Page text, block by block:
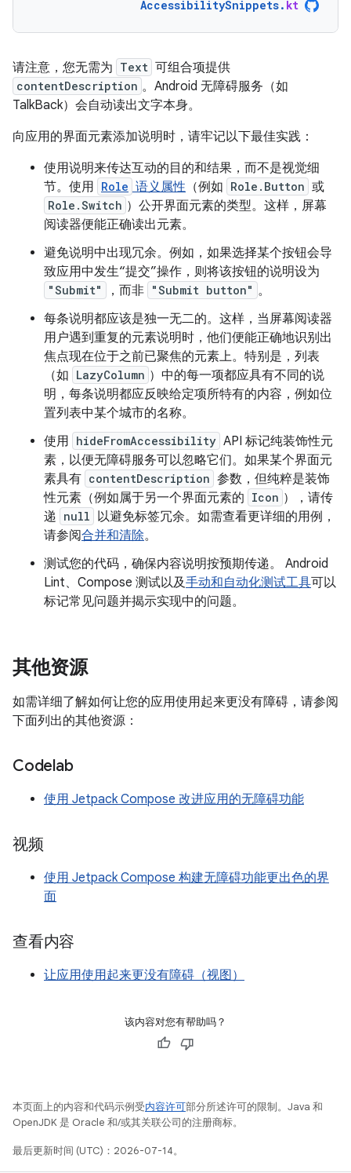
AccessibilitySnippets. kt
请注意，您无需为 Text 可组合项提供
contentDescription 。Android 无障碍服务（如
TalkBack）会自动读出文字本身。
向应用的界面元素添加说明时，请牢记以下最佳实践：
使用说明来传达互动的目的和结果，而不是视觉细
节。使用 Role 语义属性 （例如 Role.Button 或
Role.Switch ）公开界面元素的类型。这样，屏幕
阅读器便能正确读出元素。
避免说明中出现冗余。例如，如果选择某个按钮会导
致应用中发生“提交”操作，则将该按钮的说明设为
"Submit" ，而非 "Submit button" 。
每条说明都应该是独一无二的。这样，当屏幕阅读器
用户遇到重复的元素说明时，他们便能正确地识别出
焦点现在位于之前已聚焦的元素上。特别是，列表
（如 LazyColumn ）中的每一项都应具有不同的说
明，每条说明都应反映给定项所特有的内容，例如位
置列表中某个城市的名称。
使用 hideFromAccessibility API 标记纯装饰性元
素，以便无障碍服务可以忽略它们。如果某个界面元
素具有 contentDescription 参数，但纯粹是装饰
性元素（例如属于另一个界面元素的 Icon ），请传
递 null 以避免标签冗余。如需查看更详细的用例，
请参阅合并和清除。
测试您的代码，确保内容说明按预期传递。 Android
Lint、Compose 测试以及手动和自动化测试工具可以
标记常见问题并揭示实现中的问题。
其他资源
如需详细了解如何让您的应用使用起来更没有障碍，请参阅
下面列出的其他资源：
Codelab
使用 Jetpack Compose 改进应用的无障碍功能
视频
使用 Jetpack Compose 构建无障碍功能更出色的界
面
查看内容
让应用使用起来更没有障碍（视图）
该内容对您有帮助吗？
本页面上的内容和代码示例受内容许可部分所述许可的限制。Java 和
OpenJDK 是 Oracle 和/或其关联公司的注册商标。
最后更新时间 (UTC)：2026-07-14。